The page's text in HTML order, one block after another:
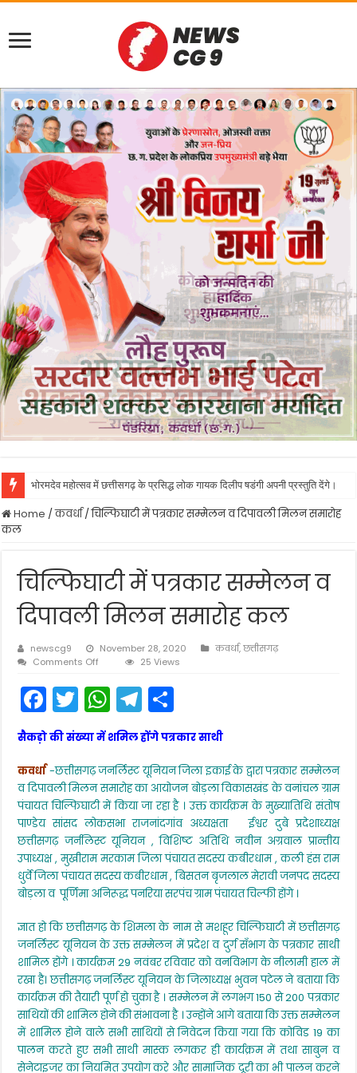
भोरमदेव महोत्सव में छत्तीसगढ़ के प्रसिद्ध लोक गायक दिलीप षडंगी अपनी प्रस्तुति देंगे।
Home /कवर्धा/चिल्फिघाटी में पत्रकार सम्मेलन व दिपावली मिलन समारोह
कल
चिल्फिघाटी में पत्रकार सम्मेलन व
दिपावली मिलन समारोह कल
newscg9 November 28, 2020 कवर्धा,छत्तीसगढ़
Comments Off
में
पत्रकार
सम्मेलन
व
दिपावली
समारोह
कल
25 Views
F
a
c
e
b
o
o
k
T
w
itt
er
W
h
a
ts
A
p
p
T
el
e
gr
a
m
h
ar
e
सैकड़ो की संख्या में शमिल होंगे पत्रकार साथी
कवर्धा-छत्तीसगढ़ जनर्लिस्ट यूनियन जिला इकाई के द्वारा पत्रकार सम्मेलन
व दिपावली मिलन समारोह का आयोजन बोड़ला विकासखंड के वनांचल ग्राम
पंचायत चिल्फिघाटी में किया जा रहा है । उक्त कार्यक्रम के मुख्यातिथि संतोष
पाण्डेय सांसद लोकसभा राजनांदगांव अध्यक्षता ईश्वर दुबे प्रदेशाध्यक्ष
छत्तीसगढ़ जर्नलिस्ट यूनियन , विशिष्ट अतिथि नवीन अग्रवाल प्रान्तीय
उपाध्यक्ष , मुखीराम मरकाम जिला पंचायत सदस्य कबीरधाम , कली हंस राम
धुर्वे जिला पंचायत सदस्य कबीरधाम , बिसतन बृजलाल मेरावी जनपद सदस्य
बोड़ला व पूर्णिमा अनिरूद्ध पनरिया सरपंच ग्राम पंचायत चिल्फी होंगे ।
ज्ञात हो कि छत्तीसगढ़ के शिमला के नाम से मशहूर चिल्फिघाटी में छत्तीसगढ़
जनर्लिस्ट यूनियन के उक्त सम्मेलन में प्रदेश व दुर्ग सँभाग के पत्रकार साथी
शामिल होंगे । कार्यक्रम 29 नवंबर रविवार को वनविभाग के नीलामी हाल में
रखा है। छत्तीसगढ़ जनर्लिस्ट यूनियन के जिलाध्यक्ष भुवन पटेल ने बताया कि
कार्यक्रम की तैयारी पूर्ण हो चुका है । सम्मेलन में लगभग 150 से 200 पत्रकार
साथियों की शामिल होने की संभावना है । उन्होंने आगे बताया कि उक्त सम्मेलन
में शामिल होने वाले सभी साथियों से निवेदन किया गया कि कोविड 19 का
पालन करते हुए सभी साथी मास्क लगकर ही कार्यक्रम में तथा साबुन व
सेनेटाइजर का नियमित उपयोग करे और सामाजिक दूरी का भी पालन करने